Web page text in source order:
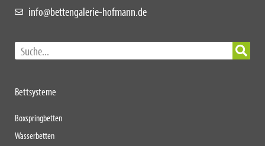
info@bettengalerie-hofmann.de
Bettsysteme
Boxspringbetten
Wasserbetten